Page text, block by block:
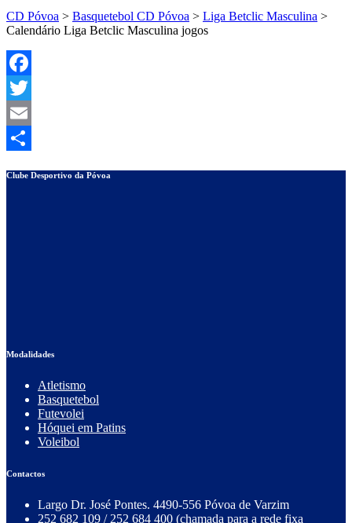
CD Póvoa > Basquetebol CD Póvoa > Liga Betclic Masculina >
Calendário Liga Betclic Masculina jogos
Facebook
Twitter
Email
Clube Desportivo da Póvoa
Modalidades
Atletismo
Basquetebol
Futevolei
Hóquei em Patins
Voleibol
Contactos
Largo Dr. José Pontes. 4490-556 Póvoa de Varzim
252 682 109 / 252 684 400 (chamada para a rede fixa